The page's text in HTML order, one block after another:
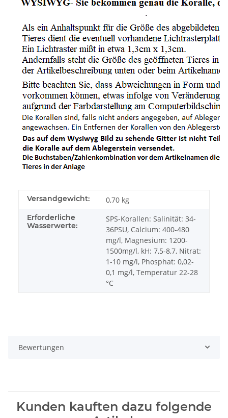
Versandgewicht: 0,70 kg
Erforderliche
Wasserwerte:
SPS-Korallen: Salinität: 34-
36PSU, Calcium: 400-480
mg/l, Magnesium: 1200-
1500mg/l, kH: 7,5-8,7, Nitrat:
1-10 mg/l, Phosphat: 0,02-
0,1 mg/l, Temperatur 22-28
°C
Bewertungen
Kunden kauften dazu folgende